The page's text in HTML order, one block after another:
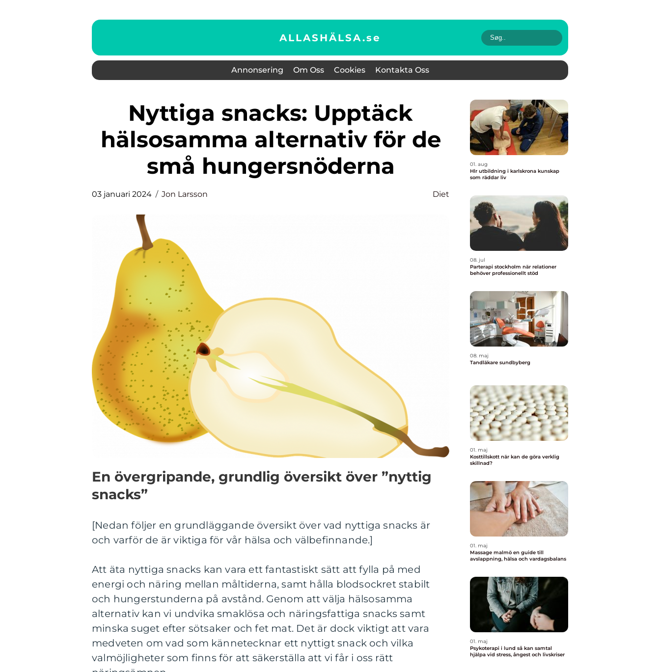
ALLASHÄLSA.se
Annonsering Om Oss Cookies Kontakta Oss
Nyttiga snacks: Upptäck
hälsosamma alternativ för de
små hungersnöderna
03 januari 2024 Jon Larsson Diet
En övergripande, grundlig översikt över ”nyttig
snacks”
[Nedan följer en grundläggande översikt över vad nyttiga snacks är
och varför de är viktiga för vår hälsa och välbefinnande.]
Att äta nyttiga snacks kan vara ett fantastiskt sätt att fylla på med
energi och näring mellan måltiderna, samt hålla blodsockret stabilt
och hungerstunderna på avstånd. Genom att välja hälsosamma
alternativ kan vi undvika smaklösa och näringsfattiga snacks samt
minska suget efter sötsaker och fet mat. Det är dock viktigt att vara
medveten om vad som kännetecknar ett nyttigt snack och vilka
valmöjligheter som finns för att säkerställa att vi får i oss rätt
01. aug
Hlr utbildning i karlskrona kunskap
som räddar liv
08. jul
Parterapi stockholm när relationer
behöver professionellt stöd
08. maj
Tandläkare sundbyberg
01. maj
Kosttillskott när kan de göra verklig
skillnad?
01. maj
Massage malmö en guide till
avslappning, hälsa och vardagsbalans
01. maj
Psykoterapi i lund så kan samtal
hjälpa vid stress, ångest och livskriser